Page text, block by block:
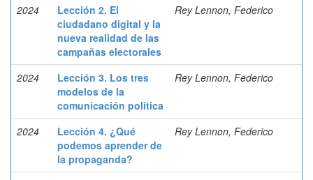
2024
Lección 2. El
ciudadano digital y la
nueva realidad de las
campañas electorales
Rey Lennon, Federico
2024
Lección 3. Los tres
modelos de la
comunicación política
Rey Lennon, Federico
2024
Lección 4. ¿Qué
podemos aprender de
la propaganda?
Rey Lennon, Federico